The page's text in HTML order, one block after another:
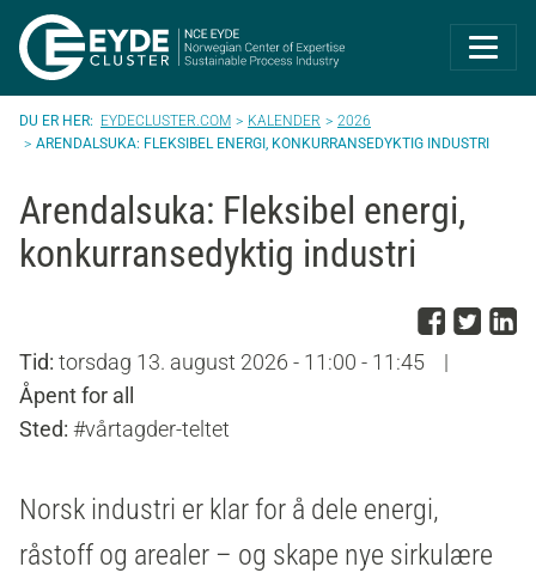
Eyde-Cluster |
EYDECLUSTER.COM KALENDER
2026
ARENDALSUKA: FLEKSIBEL ENERGI, KONKURRANSEDYKTIG INDUSTRI
Arendalsuka: Fleksibel energi,
konkurransedyktig industri
DelDel
Tid: torsdag 13. august 2026 - 11:00 - 11:45
|
Åpent for all
Sted: #vårtagder-teltet
Norsk industri er klar for å dele energi,
råstoff og arealer – og skape nye sirkulære